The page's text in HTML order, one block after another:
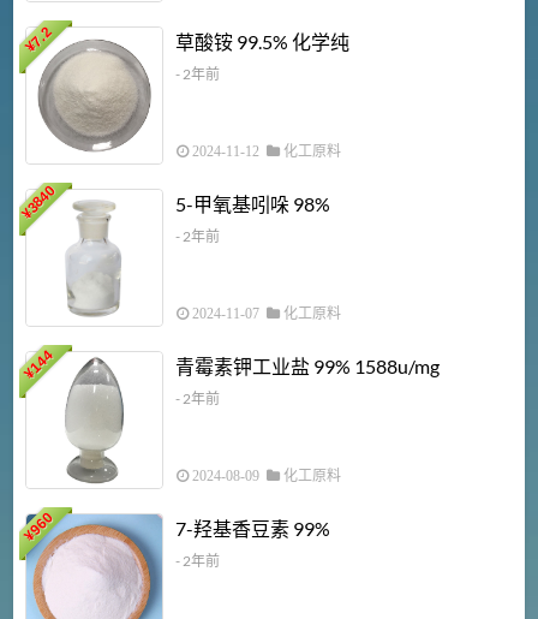
¥
7.2 草酸铵 99.5% 化学纯
- 2年前
2024-11-12 化工原料
¥
3840 5-甲氧基吲哚 98%
- 2年前
2024-11-07 化工原料
¥
144 青霉素钾工业盐 99% 1588u/mg
- 2年前
2024-08-09 化工原料
¥
960 7-羟基香豆素 99%
- 2年前